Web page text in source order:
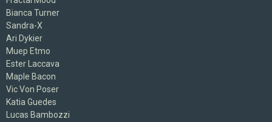
Bianca Turner
Sandra-X
Ari Dykier
Muep Etmo
Ester Laccava
Maple Bacon
Vic Von Poser
Katia Guedes
Lucas Bambozzi